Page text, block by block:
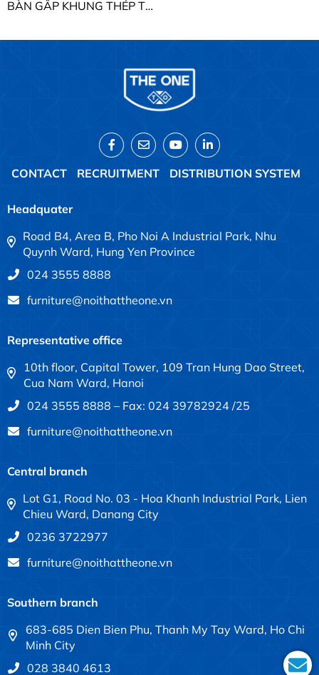
BÀN GẤP KHUNG THÉP THE ONE BG05
CONTACT RECRUITMENT DISTRIBUTION SYSTEM
Headquater
Road B4, Area B, Pho Noi A Industrial Park, Nhu
Quynh Ward, Hung Yen Province
024 3555 8888
furniture@noithattheone.vn
Representative office
10th floor, Capital Tower, 109 Tran Hung Dao Street,
Cua Nam Ward, Hanoi
024 3555 8888 – Fax: 024 39782924 /25
furniture@noithattheone.vn
Central branch
Lot G1, Road No. 03 - Hoa Khanh Industrial Park, Lien
Chieu Ward, Danang City
0236 3722977
furniture@noithattheone.vn
Southern branch
683-685 Dien Bien Phu, Thanh My Tay Ward, Ho Chi
Minh City
028 3840 4613